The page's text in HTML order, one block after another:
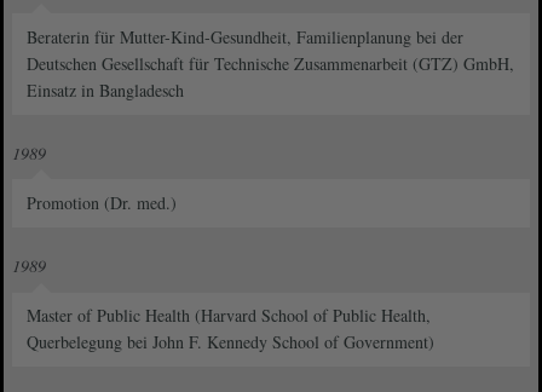
Beraterin für Mutter-Kind-Gesundheit, Familienplanung bei der
Deutschen Gesellschaft für Technische Zusammenarbeit (GTZ) GmbH,
Einsatz in Bangladesch
1989
Promotion (Dr. med.)
1989
Master of Public Health (Harvard School of Public Health,
Querbelegung bei John F. Kennedy School of Government)